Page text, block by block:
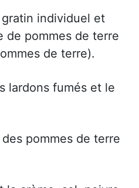
individuel et
de pommes de terre
de terre).
lardons fumés et le
pommes de terre